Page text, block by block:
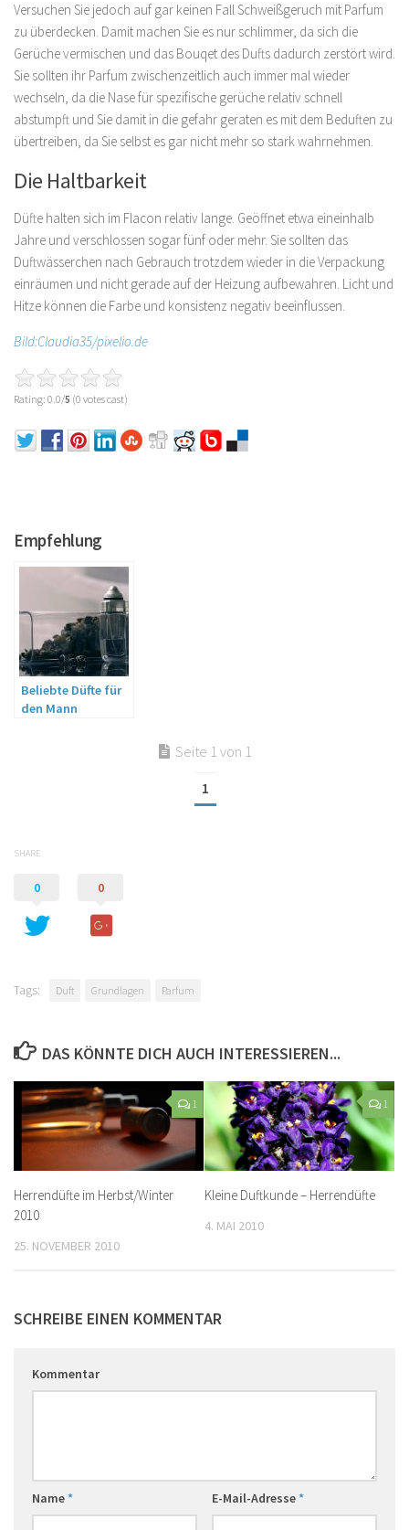
Versuchen Sie jedoch auf gar keinen Fall Schweißgeruch mit Parfum
zu überdecken. Damit machen Sie es nur schlimmer, da sich die
Gerüche vermischen und das Bouqet des Dufts dadurch zerstört wird.
Sie sollten ihr Parfum zwischenzeitlich auch immer mal wieder
wechseln, da die Nase für spezifische gerüche relativ schnell
abstumpft und Sie damit in die gefahr geraten es mit dem Beduften zu
übertreiben, da Sie selbst es gar nicht mehr so stark wahrnehmen.
Die Haltbarkeit
Düfte halten sich im Flacon relativ lange. Geöffnet etwa eineinhalb
Jahre und verschlossen sogar fünf oder mehr. Sie sollten das
Duftwässerchen nach Gebrauch trotzdem wieder in die Verpackung
einräumen und nicht gerade auf der Heizung aufbewahren. Licht und
Hitze können die Farbe und konsistenz negativ beeinflussen.
Bild:Claudia35/pixelio.de
Rating: 0.0/5 (0 votes cast)
Empfehlung
Beliebte Düfte für
den Mann
Seite 1 von 1
1
SHARE
0 0
Tags: Duft Grundlagen Parfum
DAS KÖNNTE DICH AUCH INTERESSIEREN...
1
Herrendüfte im Herbst/Winter
2010
25. NOVEMBER 2010
1
Kleine Duftkunde – Herrendüfte
4. MAI 2010
SCHREIBE EINEN KOMMENTAR
Kommentar
Name* E-Mail-Adresse*